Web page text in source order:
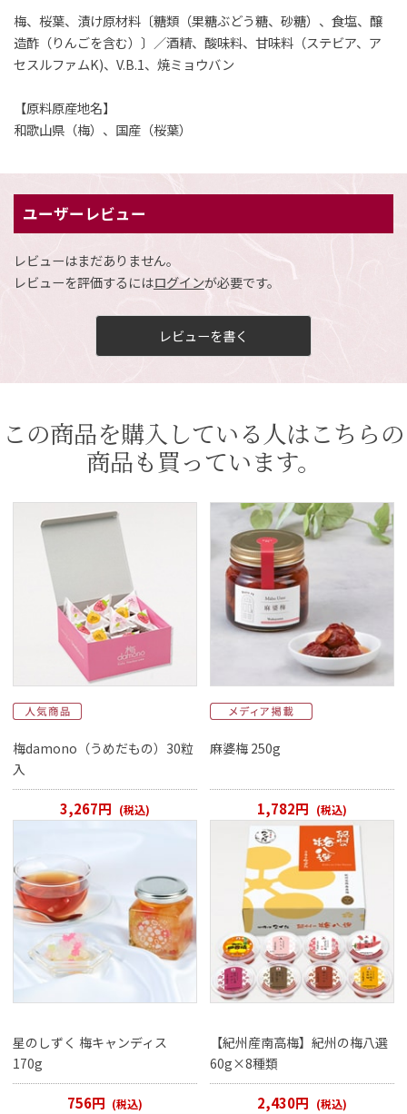
梅、桜葉、漬け原材料〔糖類（果糖ぶどう糖、砂糖）、食塩、醸
造酢（りんごを含む）〕／酒精、酸味料、甘味料（ステビア、ア
セスルファムK)、V.B.1、焼ミョウバン
【原料原産地名】
和歌山県（梅）、国産（桜葉）
ユーザーレビュー
レビューはまだありません。
レビューを評価するにはログインが必要です。
レビューを書く
この商品を購入している人はこちらの
商品も買っています。
梅damono（うめだもの）30粒
入
3,267円 (税込)
麻婆梅 250g
1,782円 (税込)
星のしずく 梅キャンディス
170g
756円 (税込)
【紀州産南高梅】紀州の梅八選
60g×8種類
2,430円 (税込)